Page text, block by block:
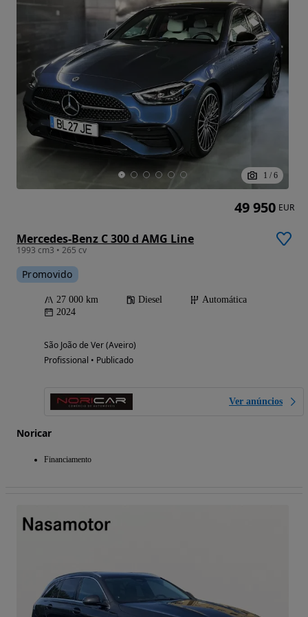
1 / 6
Mercedes-Benz C 300 d AMG Line
1993 cm3 • 265 cv
Promovido
27 000 km Diesel
Automática
2024
São João de Ver (Aveiro)
Profissional • Publicado
Ver anúncios
Noricar
Financiamento
49 950 EUR